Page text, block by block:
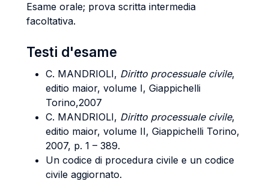
Esame orale; prova scritta intermedia
facoltativa.
Testi d'esame
C. MANDRIOLI, Diritto processuale civile,
editio maior, volume I, Giappichelli
Torino,2007
C. MANDRIOLI, Diritto processuale civile,
editio maior, volume II, Giappichelli Torino,
2007, p. 1 – 389.
Un codice di procedura civile e un codice
civile aggiornato.